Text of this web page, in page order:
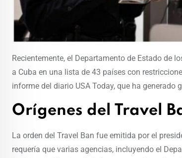
Recientemente, el Departamento de Estado de
a Cuba en una lista de 43 países con
informe del diario USA Today, que ha
Orígenes del Travel
La orden del Travel Ban fue emitida por el
requería que varias agencias, incluyendo el